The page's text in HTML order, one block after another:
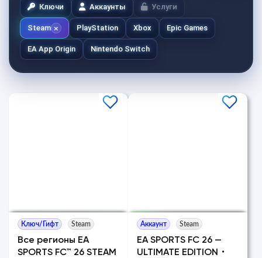
Ключи Аккаунты Услуги
Steam PlayStation Xbox Epic Games
EA App Origin Nintendo Switch
Ключ/Гифт Steam
Все регионы EA
SPORTS FC™ 26 STEAM
Аккаунт Steam
EA SPORTS FC 26 —
ULTIMATE EDITION・